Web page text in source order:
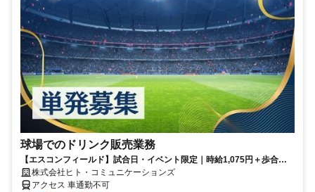
球場でのドリンク販売業務
【エスコンフィールド】試合日・イベント限定｜時給1,075円＋歩合給
｜ビバレッジキャスト（売り子スタッフ）募集
株式会社ヒト・コミュニケーションズ
アクセス 車通勤不可